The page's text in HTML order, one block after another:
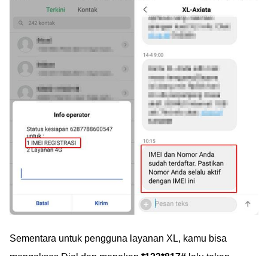
Sementara untuk pengguna layanan XL, kamu bisa